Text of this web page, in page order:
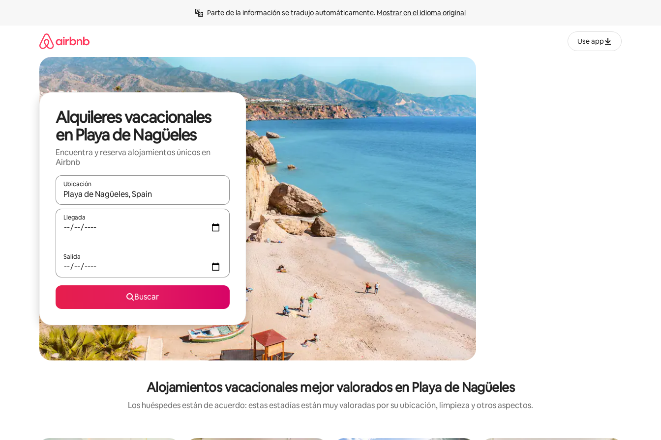
Parte de la información se tradujo automáticamente. Mostrar en el idioma original
Use app
Alquileres vacacionales
en Playa de Nagüeles
Encuentra y reserva alojamientos únicos en
Airbnb
Ubicación
Cuando los resultados estén disponibles, navega con las teclas de flecha hacia arriba y hacia abajo o explora con el tacto o desliza el dedo.
Llegada
Salida
Buscar
Alojamientos vacacionales mejor valorados en Playa de Nagüeles
Los huéspedes están de acuerdo: estas estadías están muy valoradas por su ubicación, limpieza y otros aspectos.